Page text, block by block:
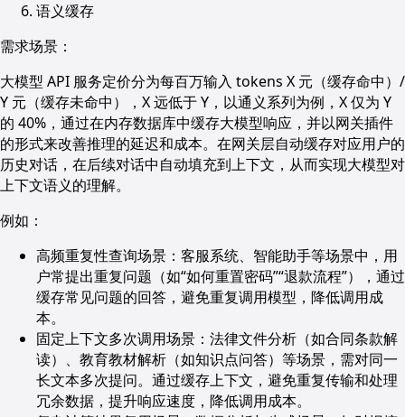
语义缓存
需求场景：
大模型 API 服务定价分为每百万输入 tokens X 元（缓存命中）/
Y 元（缓存未命中），X 远低于 Y，以通义系列为例，X 仅为 Y
的 40%，通过在内存数据库中缓存大模型响应，并以网关插件
的形式来改善推理的延迟和成本。在网关层自动缓存对应用户的
历史对话，在后续对话中自动填充到上下文，从而实现大模型对
上下文语义的理解。
例如：
高频重复性查询场景：客服系统、智能助手等场景中，用
户常提出重复问题（如“如何重置密码”“退款流程”），通过
缓存常见问题的回答，避免重复调用模型，降低调用成
本。
固定上下文多次调用场景：法律文件分析（如合同条款解
读）、教育教材解析（如知识点问答）等场景，需对同一
长文本多次提问。通过缓存上下文，避免重复传输和处理
冗余数据，提升响应速度，降低调用成本。